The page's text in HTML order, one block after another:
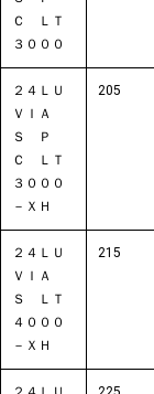
Ｃ ＬＴ
３０００
２４ＬＵ
ＶＩＡ
Ｓ Ｐ
Ｃ ＬＴ
３０００
－ＸＨ
205
２４ＬＵ
ＶＩＡ
Ｓ ＬＴ
４０００
－ＸＨ
215